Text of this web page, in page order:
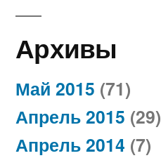
Архивы
Май 2015 (71)
Апрель 2015 (29)
Апрель 2014 (7)